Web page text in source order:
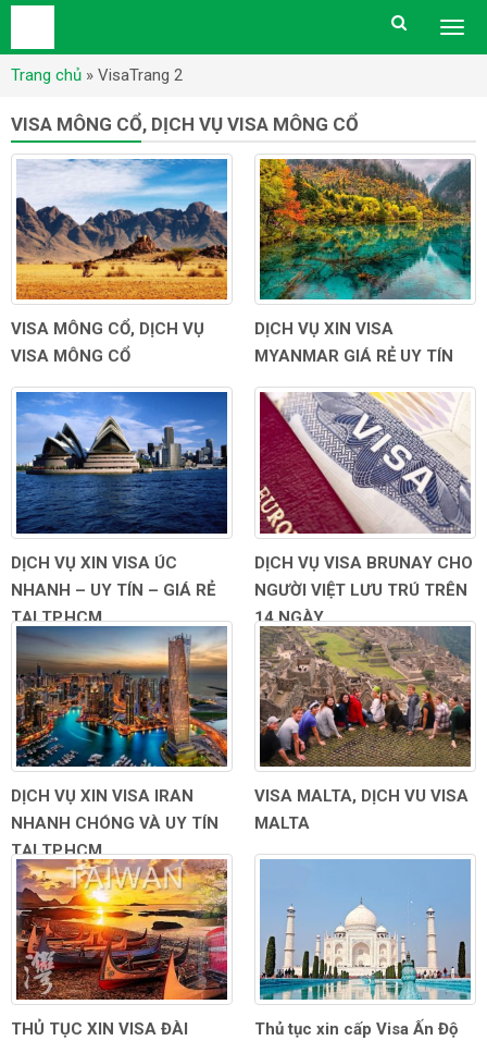
Trang chủ » VisaTrang 2
VISA MÔNG CỔ, DỊCH VỤ VISA MÔNG CỔ
VISA MÔNG CỔ, DỊCH VỤ
VISA MÔNG CỔ
DỊCH VỤ XIN VISA
MYANMAR GIÁ RẺ UY TÍN
DỊCH VỤ XIN VISA ÚC
NHANH – UY TÍN – GIÁ RẺ
TẠI TP.HCM
DỊCH VỤ VISA BRUNAY CHO
NGƯỜI VIỆT LƯU TRÚ TRÊN
14 NGÀY
DỊCH VỤ XIN VISA IRAN
NHANH CHÓNG VÀ UY TÍN
TẠI TP.HCM
VISA MALTA, DỊCH VU VISA
MALTA
THỦ TỤC XIN VISA ĐÀI
Thủ tục xin cấp Visa Ấn Độ